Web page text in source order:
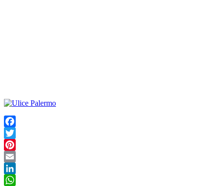
Facebook
Twitter
Pinterest
Email
LinkedIn